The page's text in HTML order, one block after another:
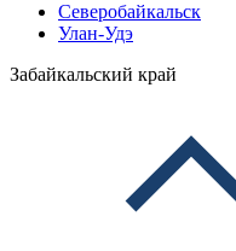
Северобайкальск
Улан-Удэ
Забайкальский край